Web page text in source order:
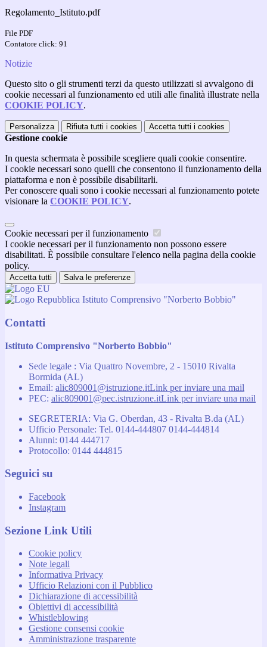
Regolamento_Istituto.pdf
File PDF
Contatore click: 91
Notizie
Questo sito o gli strumenti terzi da questo utilizzati si avvalgono di
cookie necessari al funzionamento ed utili alle finalità illustrate nella
COOKIE POLICY.
Personalizza Rifiuta tutti i cookies Accetta tutti i cookies
Gestione cookie
In questa schermata è possibile scegliere quali cookie consentire.
I cookie necessari sono quelli che consentono il funzionamento della
piattaforma e non è possibile disabilitarli.
Per conoscere quali sono i cookie necessari al funzionamento potete
visionare la COOKIE POLICY.
Cookie necessari per il funzionamento
I cookie necessari per il funzionamento non possono essere
disabilitati. È possibile consultare l'elenco nella pagina della cookie
policy.
Accetta tutti Salva le preferenze
Istituto Comprensivo "Norberto Bobbio"
Contatti
Istituto Comprensivo "Norberto Bobbio"
Sede legale : Via Quattro Novembre, 2 - 15010 Rivalta
Bormida (AL)
Email: alic809001@istruzione.itLink per inviare una mail
PEC: alic809001@pec.istruzione.itLink per inviare una mail
SEGRETERIA: Via G. Oberdan, 43 - Rivalta B.da (AL)
Ufficio Personale: Tel. 0144-444807 0144-444814
Alunni: 0144 444717
Protocollo: 0144 444815
Seguici su
Facebook
Instagram
Sezione Link Utili
Cookie policy
Note legali
Informativa Privacy
Ufficio Relazioni con il Pubblico
Dichiarazione di accessibilità
Obiettivi di accessibilità
Whistleblowing
Gestione consensi cookie
Amministrazione trasparente